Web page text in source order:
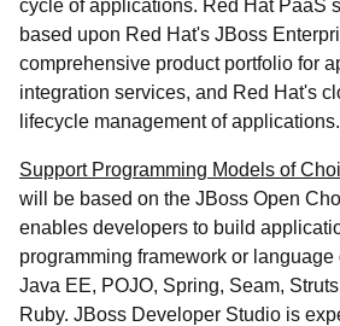
cycle of applications. Red Hat PaaS
based upon Red Hat's JBoss
comprehensive product portfolio for
integration services, and Red Hat's
lifecycle management of applications.
Support Programming Models of
will be based on the JBoss Open
enables developers to build
programming framework or
Java EE, POJO, Spring, Seam,
Ruby. JBoss Developer Studio is